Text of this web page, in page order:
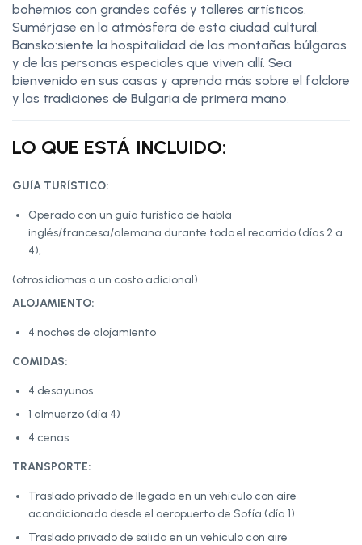
bohemios con grandes cafés y talleres artísticos.
Sumérjase en la atmósfera de esta ciudad cultural.
Bansko:siente la hospitalidad de las montañas búlgaras
y de las personas especiales que viven allí. Sea
bienvenido en sus casas y aprenda más sobre el folclore
y las tradiciones de Bulgaria de primera mano.
LO QUE ESTÁ INCLUIDO:
GUÍA TURÍSTICO:
Operado con un guía turístico de habla
inglés/francesa/alemana durante todo el recorrido (días 2 a
4),
(otros idiomas a un costo adicional)
ALOJAMIENTO:
4 noches de alojamiento
COMIDAS:
4 desayunos
1 almuerzo (día 4)
4 cenas
TRANSPORTE:
Traslado privado de llegada en un vehículo con aire
acondicionado desde el aeropuerto de Sofía (día 1)
Traslado privado de salida en un vehículo con aire